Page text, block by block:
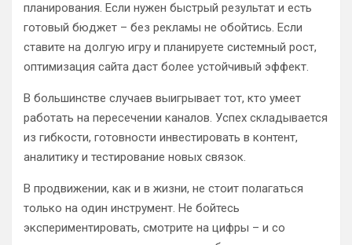
планирования. Если нужен быстрый результат и есть
готовый бюджет – без рекламы не обойтись. Если
ставите на долгую игру и планируете системный рост,
оптимизация сайта даст более устойчивый эффект.
В большинстве случаев выигрывает тот, кто умеет
работать на пересечении каналов. Успех складывается
из гибкости, готовности инвестировать в контент,
аналитику и тестирование новых связок.
В продвижении, как и в жизни, не стоит полагаться
только на один инструмент. Не бойтесь
экспериментировать, смотрите на цифры – и со